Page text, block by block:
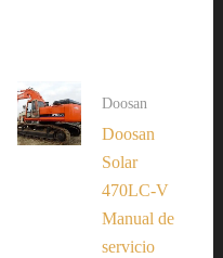
Doosan
Doosan
Solar
470LC-V
Manual de
servicio